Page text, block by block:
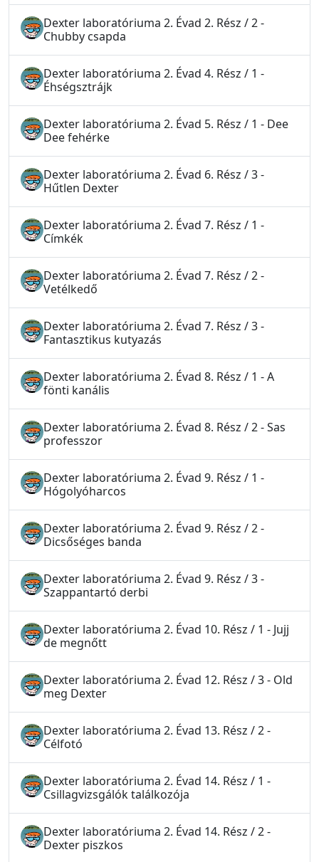
Dexter laboratóriuma 2. Évad 2. Rész / 2 -
Chubby csapda
Dexter laboratóriuma 2. Évad 4. Rész / 1 -
Éhségsztrájk
Dexter laboratóriuma 2. Évad 5. Rész / 1 - Dee
Dee fehérke
Dexter laboratóriuma 2. Évad 6. Rész / 3 -
Hűtlen Dexter
Dexter laboratóriuma 2. Évad 7. Rész / 1 -
Címkék
Dexter laboratóriuma 2. Évad 7. Rész / 2 -
Vetélkedő
Dexter laboratóriuma 2. Évad 7. Rész / 3 -
Fantasztikus kutyazás
Dexter laboratóriuma 2. Évad 8. Rész / 1 - A
fönti kanális
Dexter laboratóriuma 2. Évad 8. Rész / 2 - Sas
professzor
Dexter laboratóriuma 2. Évad 9. Rész / 1 -
Hógolyóharcos
Dexter laboratóriuma 2. Évad 9. Rész / 2 -
Dicsőséges banda
Dexter laboratóriuma 2. Évad 9. Rész / 3 -
Szappantartó derbi
Dexter laboratóriuma 2. Évad 10. Rész / 1 - Jujj
de megnőtt
Dexter laboratóriuma 2. Évad 12. Rész / 3 - Old
meg Dexter
Dexter laboratóriuma 2. Évad 13. Rész / 2 -
Célfotó
Dexter laboratóriuma 2. Évad 14. Rész / 1 -
Csillagvizsgálók találkozója
Dexter laboratóriuma 2. Évad 14. Rész / 2 -
Dexter piszkos